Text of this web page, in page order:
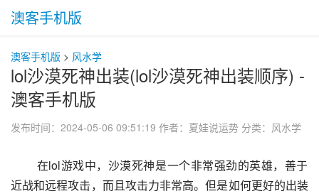
澳客手机版
澳客手机版 > 风水学
lol沙漠死神出装(lol沙漠死神出装顺序) -
澳客手机版
发布时间：2024-05-06 09:51:19 作者：夏娃说运势 分类： 风水学
近战和远程攻击，而且攻击力非常高。但是如何更好的出装